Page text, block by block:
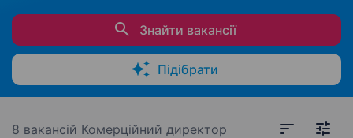
Знайти вакансії
Підібрати
8 вакансій Комерційний директор